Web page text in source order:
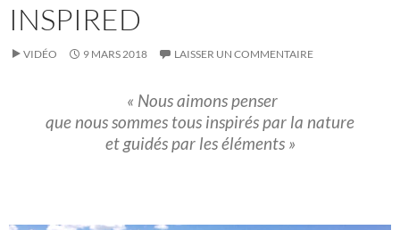
INSPIRED
VIDÉO 9 MARS 2018 LAISSER UN COMMENTAIRE
« Nous aimons penser
que nous sommes tous inspirés par la nature
et guidés par les éléments »